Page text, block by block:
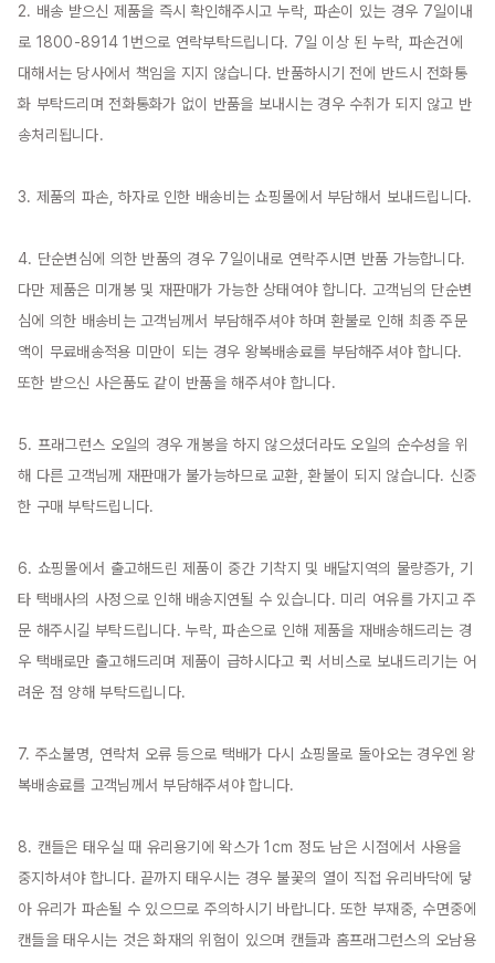
2. 배송 받으신 제품을 즉시 확인해주시고 누락, 파손이 있는 경우 7일이내
로 1800-8914 1번으로 연락부탁드립니다. 7일 이상 된 누락, 파손건에
대해서는 당사에서 책임을 지지 않습니다. 반품하시기 전에 반드시 전화통
화 부탁드리며 전화통화가 없이 반품을 보내시는 경우 수취가 되지 않고 반
송처리됩니다.
3. 제품의 파손, 하자로 인한 배송비는 쇼핑몰에서 부담해서 보내드립니다.
4. 단순변심에 의한 반품의 경우 7일이내로 연락주시면 반품 가능합니다.
다만 제품은 미개봉 및 재판매가 가능한 상태여야 합니다. 고객님의 단순변
심에 의한 배송비는 고객님께서 부담해주셔야 하며 환불로 인해 최종 주문
액이 무료배송적용 미만이 되는 경우 왕복배송료를 부담해주셔야 합니다.
또한 받으신 사은품도 같이 반품을 해주셔야 합니다.
5. 프래그런스 오일의 경우 개봉을 하지 않으셨더라도 오일의 순수성을 위
해 다른 고객님께 재판매가 불가능하므로 교환, 환불이 되지 않습니다. 신중
한 구매 부탁드립니다.
6. 쇼핑몰에서 출고해드린 제품이 중간 기착지 및 배달지역의 물량증가, 기
타 택배사의 사정으로 인해 배송지연될 수 있습니다. 미리 여유를 가지고 주
문 해주시길 부탁드립니다. 누락, 파손으로 인해 제품을 재배송해드리는 경
우 택배로만 출고해드리며 제품이 급하시다고 퀵 서비스로 보내드리기는 어
려운 점 양해 부탁드립니다.
7. 주소불명, 연락처 오류 등으로 택배가 다시 쇼핑몰로 돌아오는 경우엔 왕
복배송료를 고객님께서 부담해주셔야 합니다.
8. 캔들은 태우실 때 유리용기에 왁스가 1cm 정도 남은 시점에서 사용을
중지하셔야 합니다. 끝까지 태우시는 경우 불꽃의 열이 직접 유리바닥에 닿
아 유리가 파손될 수 있으므로 주의하시기 바랍니다. 또한 부재중, 수면중에
캔들을 태우시는 것은 화재의 위험이 있으며 캔들과 홈프래그런스의 오남용